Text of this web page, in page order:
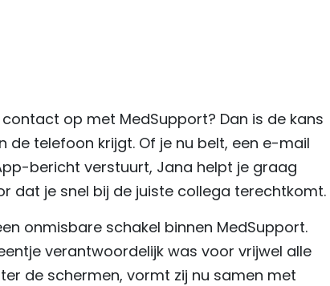
contact op met MedSupport? Dan is de kans
de telefoon krijgt. Of je nu belt, een e-mail
bericht verstuurt, Jana helpt je graag
dat je snel bij de juiste collega terechtkomt.
onmisbare schakel binnen MedSupport.
verantwoordelijk was voor vrijwel alle
de schermen, vormt zij nu samen met